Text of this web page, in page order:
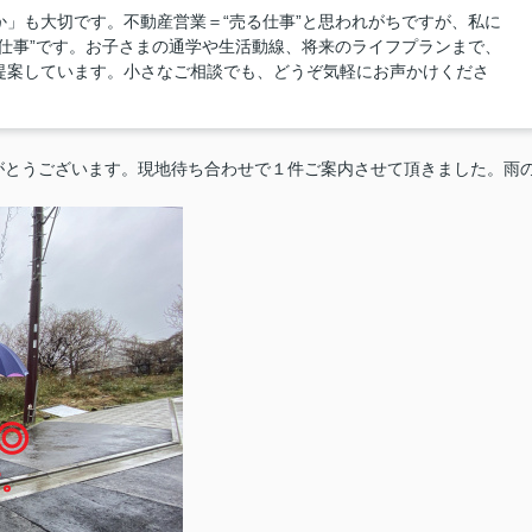
も大切です。不動産営業＝“売る仕事”と思われがちですが、私に
”です。お子さまの通学や生活動線、将来のライフプランまで、
しています。小さなご相談でも、どうぞ気軽にお声かけくださ
うございます。現地待ち合わせで１件ご案内させて頂きました。雨